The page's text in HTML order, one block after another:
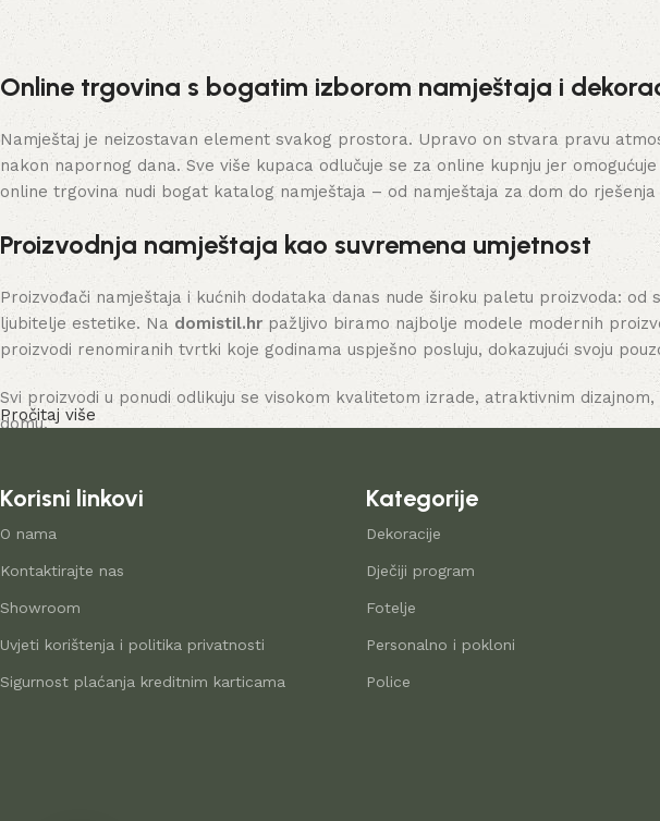
Online trgovina s bogatim izborom namještaja i
Namještaj je neizostavan element svakog prostora. Upravo on stvara pravu
nakon napornog dana. Sve više kupaca odlučuje se za online kupnju jer
online trgovina nudi bogat katalog namještaja – od namještaja za dom do
Proizvodnja namještaja kao suvremena umjetnost
Proizvođači namještaja i kućnih dodataka danas nude široku paletu proizvoda:
ljubitelje estetike. Na domistil.hr pažljivo biramo najbolje modele modernih
proizvodi renomiranih tvrtki koje godinama uspješno posluju, dokazujući svoju
Svi proizvodi u ponudi odlikuju se visokom kvalitetom izrade, atraktivnim
domu.
Pročitaj više
Korisni linkovi
O nama
Kontaktirajte nas
Showroom
Uvjeti korištenja i politika privatnosti
Sigurnost plaćanja kreditnim karticama
Kategorije
Dekoracije
Dječiji program
Fotelje
Personalno i pokloni
Police